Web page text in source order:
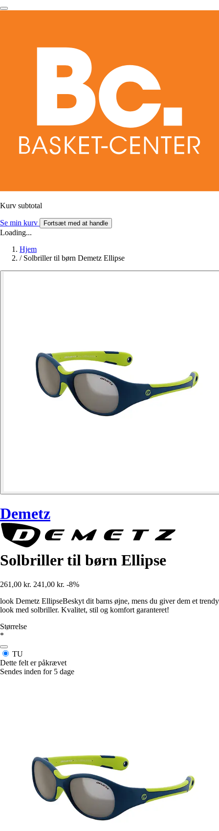
Kurv subtotal
Se min kurv Fortsæt med at handle
Loading...
Hjem
/ Solbriller til børn Demetz Ellipse
Demetz
Solbriller til børn Ellipse
261,00 kr. 241,00 kr. -8%
look Demetz EllipseBeskyt dit barns øjne, mens du giver dem et trendy
look med solbriller. Kvalitet, stil og komfort garanteret!
Størrelse
*
TU
Dette felt er påkrævet
Sendes inden for 5 dage